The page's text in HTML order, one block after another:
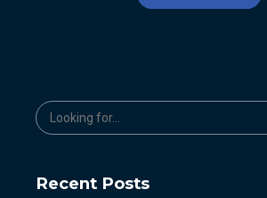
Recent Posts